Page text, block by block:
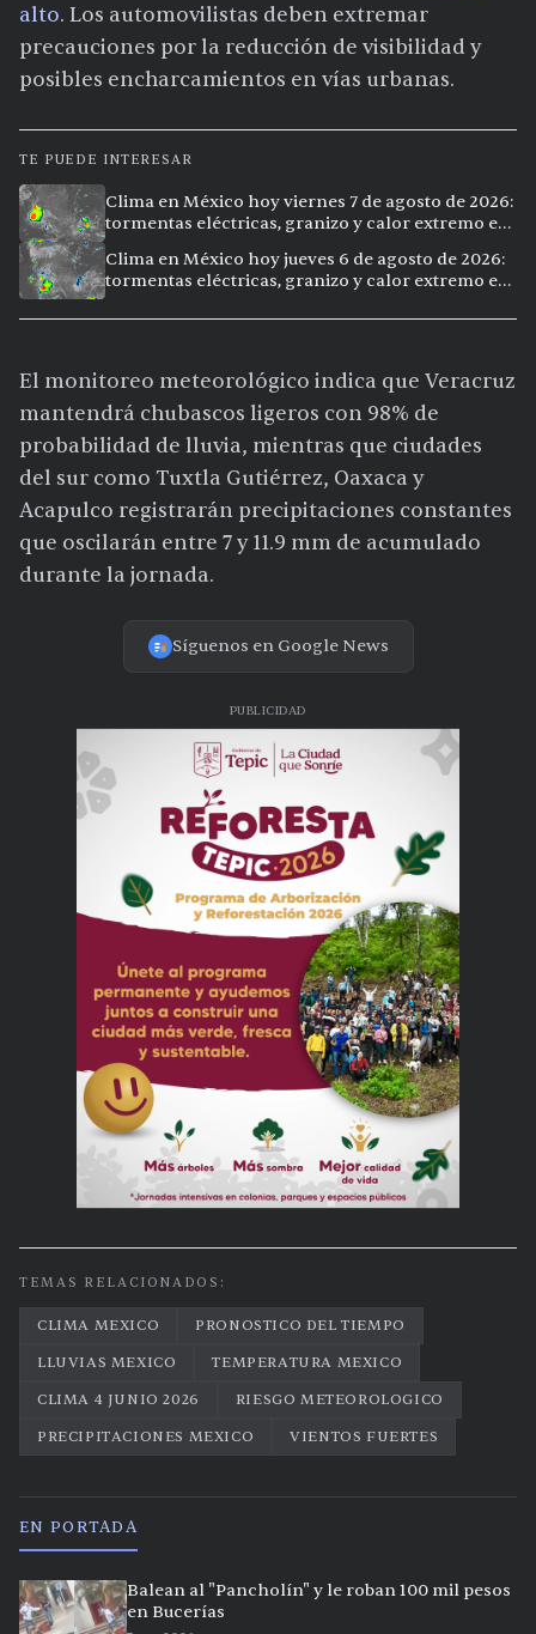
alto. Los automovilistas deben extremar
precauciones por la reducción de visibilidad y
posibles encharcamientos en vías urbanas.
TE PUEDE INTERESAR
Clima en México hoy viernes 7 de agosto de 2026:
tormentas eléctricas, granizo y calor extremo en
Clima en México hoy jueves 6 de agosto de 2026:
tormentas eléctricas, granizo y calor extremo en
El monitoreo meteorológico indica que Veracruz
mantendrá chubascos ligeros con 98% de
probabilidad de lluvia, mientras que ciudades
del sur como Tuxtla Gutiérrez, Oaxaca y
Acapulco registrarán precipitaciones constantes
que oscilarán entre 7 y 11.9 mm de acumulado
durante la jornada.
Síguenos en Google News
PUBLICIDAD
TEMAS RELACIONADOS:
CLIMA MEXICO
PRONOSTICO DEL TIEMPO
LLUVIAS MEXICO
TEMPERATURA MEXICO
CLIMA 4 JUNIO 2026
RIESGO METEOROLOGICO
PRECIPITACIONES MEXICO
VIENTOS FUERTES
EN PORTADA
Balean al "Pancholín" y le roban 100 mil pesos
en Bucerías